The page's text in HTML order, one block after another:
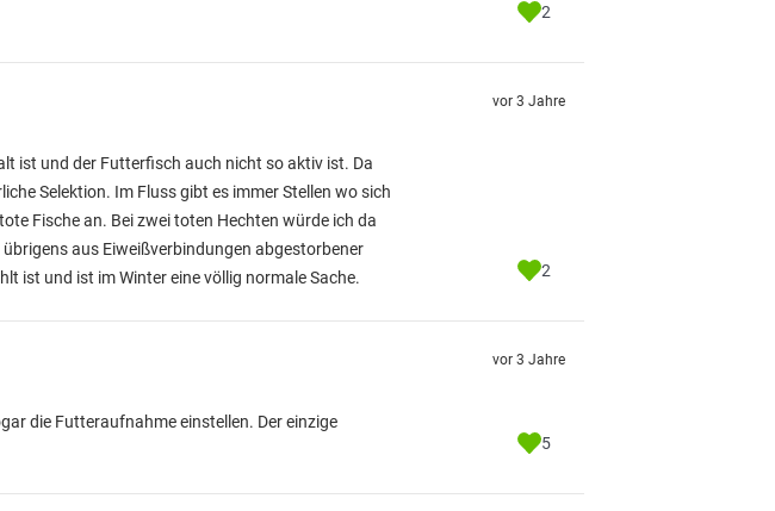
2
ist und der Futterfisch auch nicht so aktiv ist. Da
Selektion. Im Fluss gibt es immer Stellen wo sich
Fische an. Bei zwei toten Hechten würde ich da
aus Eiweißverbindungen abgestorbener
ist und ist im Winter eine völlig normale Sache.
vor 3 Jahre
2
die Futteraufnahme einstellen. Der einzige
vor 3 Jahre
5